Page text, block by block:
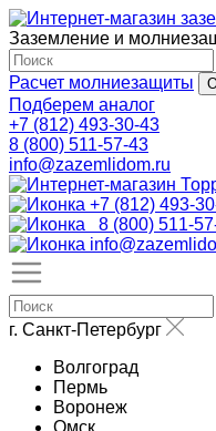
Заземление и
Расчет молниезащиты
Подберем аналог
+7 (812) 493-30-43
8 (800) 511-57-43
info@zazemlidom.ru
+7 (812) 493-
8 (800) 511-
г. Санкт-Петербург
Волгоград
Пермь
Воронеж
Омск